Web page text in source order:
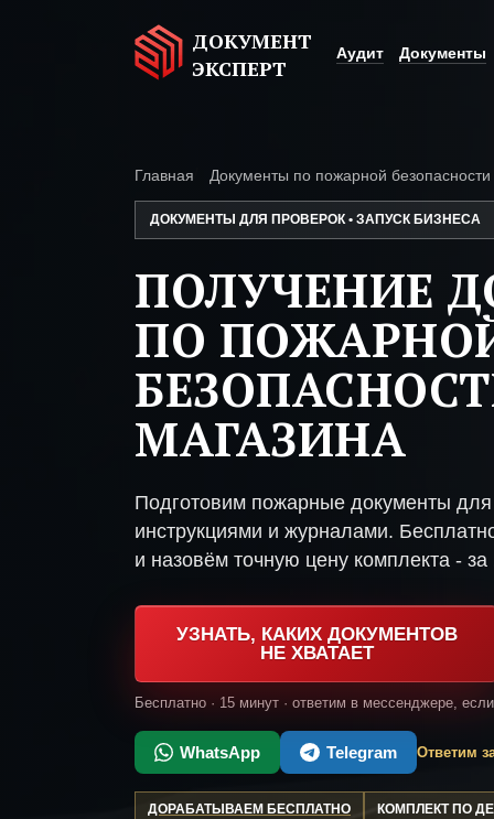
ДОКУМЕНТ
ЭКСПЕРТ
Аудит Документы
Главная Документы по пожарной безопасности
ДОКУМЕНТЫ ДЛЯ ПРОВЕРОК • ЗАПУСК БИЗНЕСА
ПОЛУЧЕНИЕ
ПО
МАГАЗИНА
Подготовим пожарные документы для
инструкциями и журналами.
и назовём точную цену комплекта - за
УЗНАТЬ, КАКИХ ДОКУМЕНТОВ
НЕ ХВАТАЕТ
Бесплатно · 15 минут · ответим в мессенджере,
WhatsApp Telegram Ответим
ДОРАБАТЫВАЕМ БЕСПЛАТНО КОМПЛЕКТ ПО